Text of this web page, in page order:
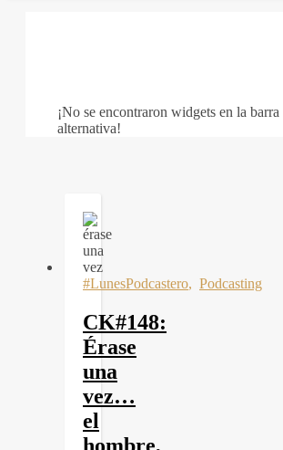
¡No se encontraron widgets en la barra
alternativa!
#LunesPodcastero, Podcasting
CK#148:
Érase
una
vez…
el